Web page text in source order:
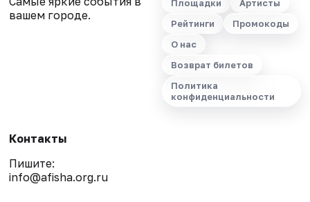
вашем городе.
Площадки
Артисты
Рейтинги
Промокоды
О нас
Возврат билетов
Политика
конфиденциальности
Контакты
Пишите:
info@afisha.org.ru